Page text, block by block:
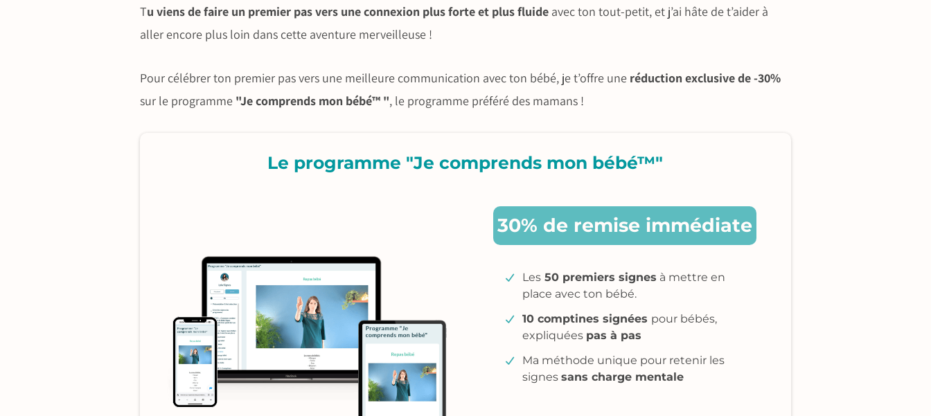
Tu viens de faire un premier pas vers une connexion plus forte et plus fluide avec ton tout-petit, et j’ai hâte de t’aider à
aller encore plus loin dans cette aventure merveilleuse !
Pour célébrer ton premier pas vers une meilleure communication avec ton bébé, je t’offre une réduction exclusive de -30%
sur le programme "Je comprends mon bébé™ ", le programme préféré des mamans !
Le programme "Je comprends mon bébé™"
30% de remise immédiate
Les 50 premiers signes à mettre en
place avec ton bébé.
10 comptines signées pour bébés,
expliquées pas à pas
Ma méthode unique pour retenir les
signessans charge mentale